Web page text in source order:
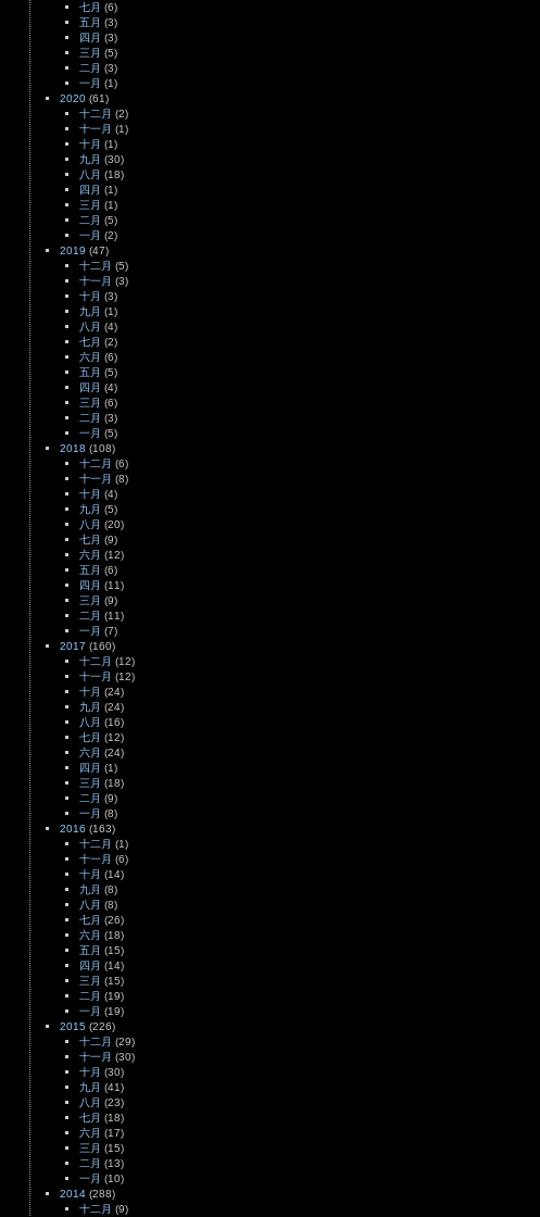
七月 (6)
五月 (3)
四月 (3)
三月 (5)
二月 (3)
一月 (1)
2020(61)
十二月 (2)
十一月 (1)
十月 (1)
九月 (30)
八月 (18)
四月 (1)
三月 (1)
二月 (5)
一月 (2)
2019 (47)
十二月 (5)
十一月 (3)
十月 (3)
九月 (1)
八月 (4)
七月 (2)
六月 (6)
五月 (5)
四月 (4)
三月 (6)
二月 (3)
一月 (5)
2018 (108)
十二月 (6)
十一月 (8)
十月 (4)
九月 (5)
八月 (20)
七月 (9)
六月 (12)
五月 (6)
四月 (11)
三月 (9)
二月 (11)
一月 (7)
2017 (160)
十二月 (12)
十一月 (12)
十月 (24)
九月 (24)
八月 (16)
七月 (12)
六月 (24)
四月 (1)
三月 (18)
二月 (9)
一月 (8)
2016 (163)
十二月 (1)
十一月 (6)
十月 (14)
九月 (8)
八月 (8)
七月 (26)
六月 (18)
五月 (15)
四月 (14)
三月 (15)
二月 (19)
一月 (19)
2015(226)
十二月 (29)
十一月 (30)
十月 (30)
九月 (41)
八月 (23)
七月 (18)
六月 (17)
三月 (15)
二月 (13)
一月 (10)
2014(288)
十二月 (9)